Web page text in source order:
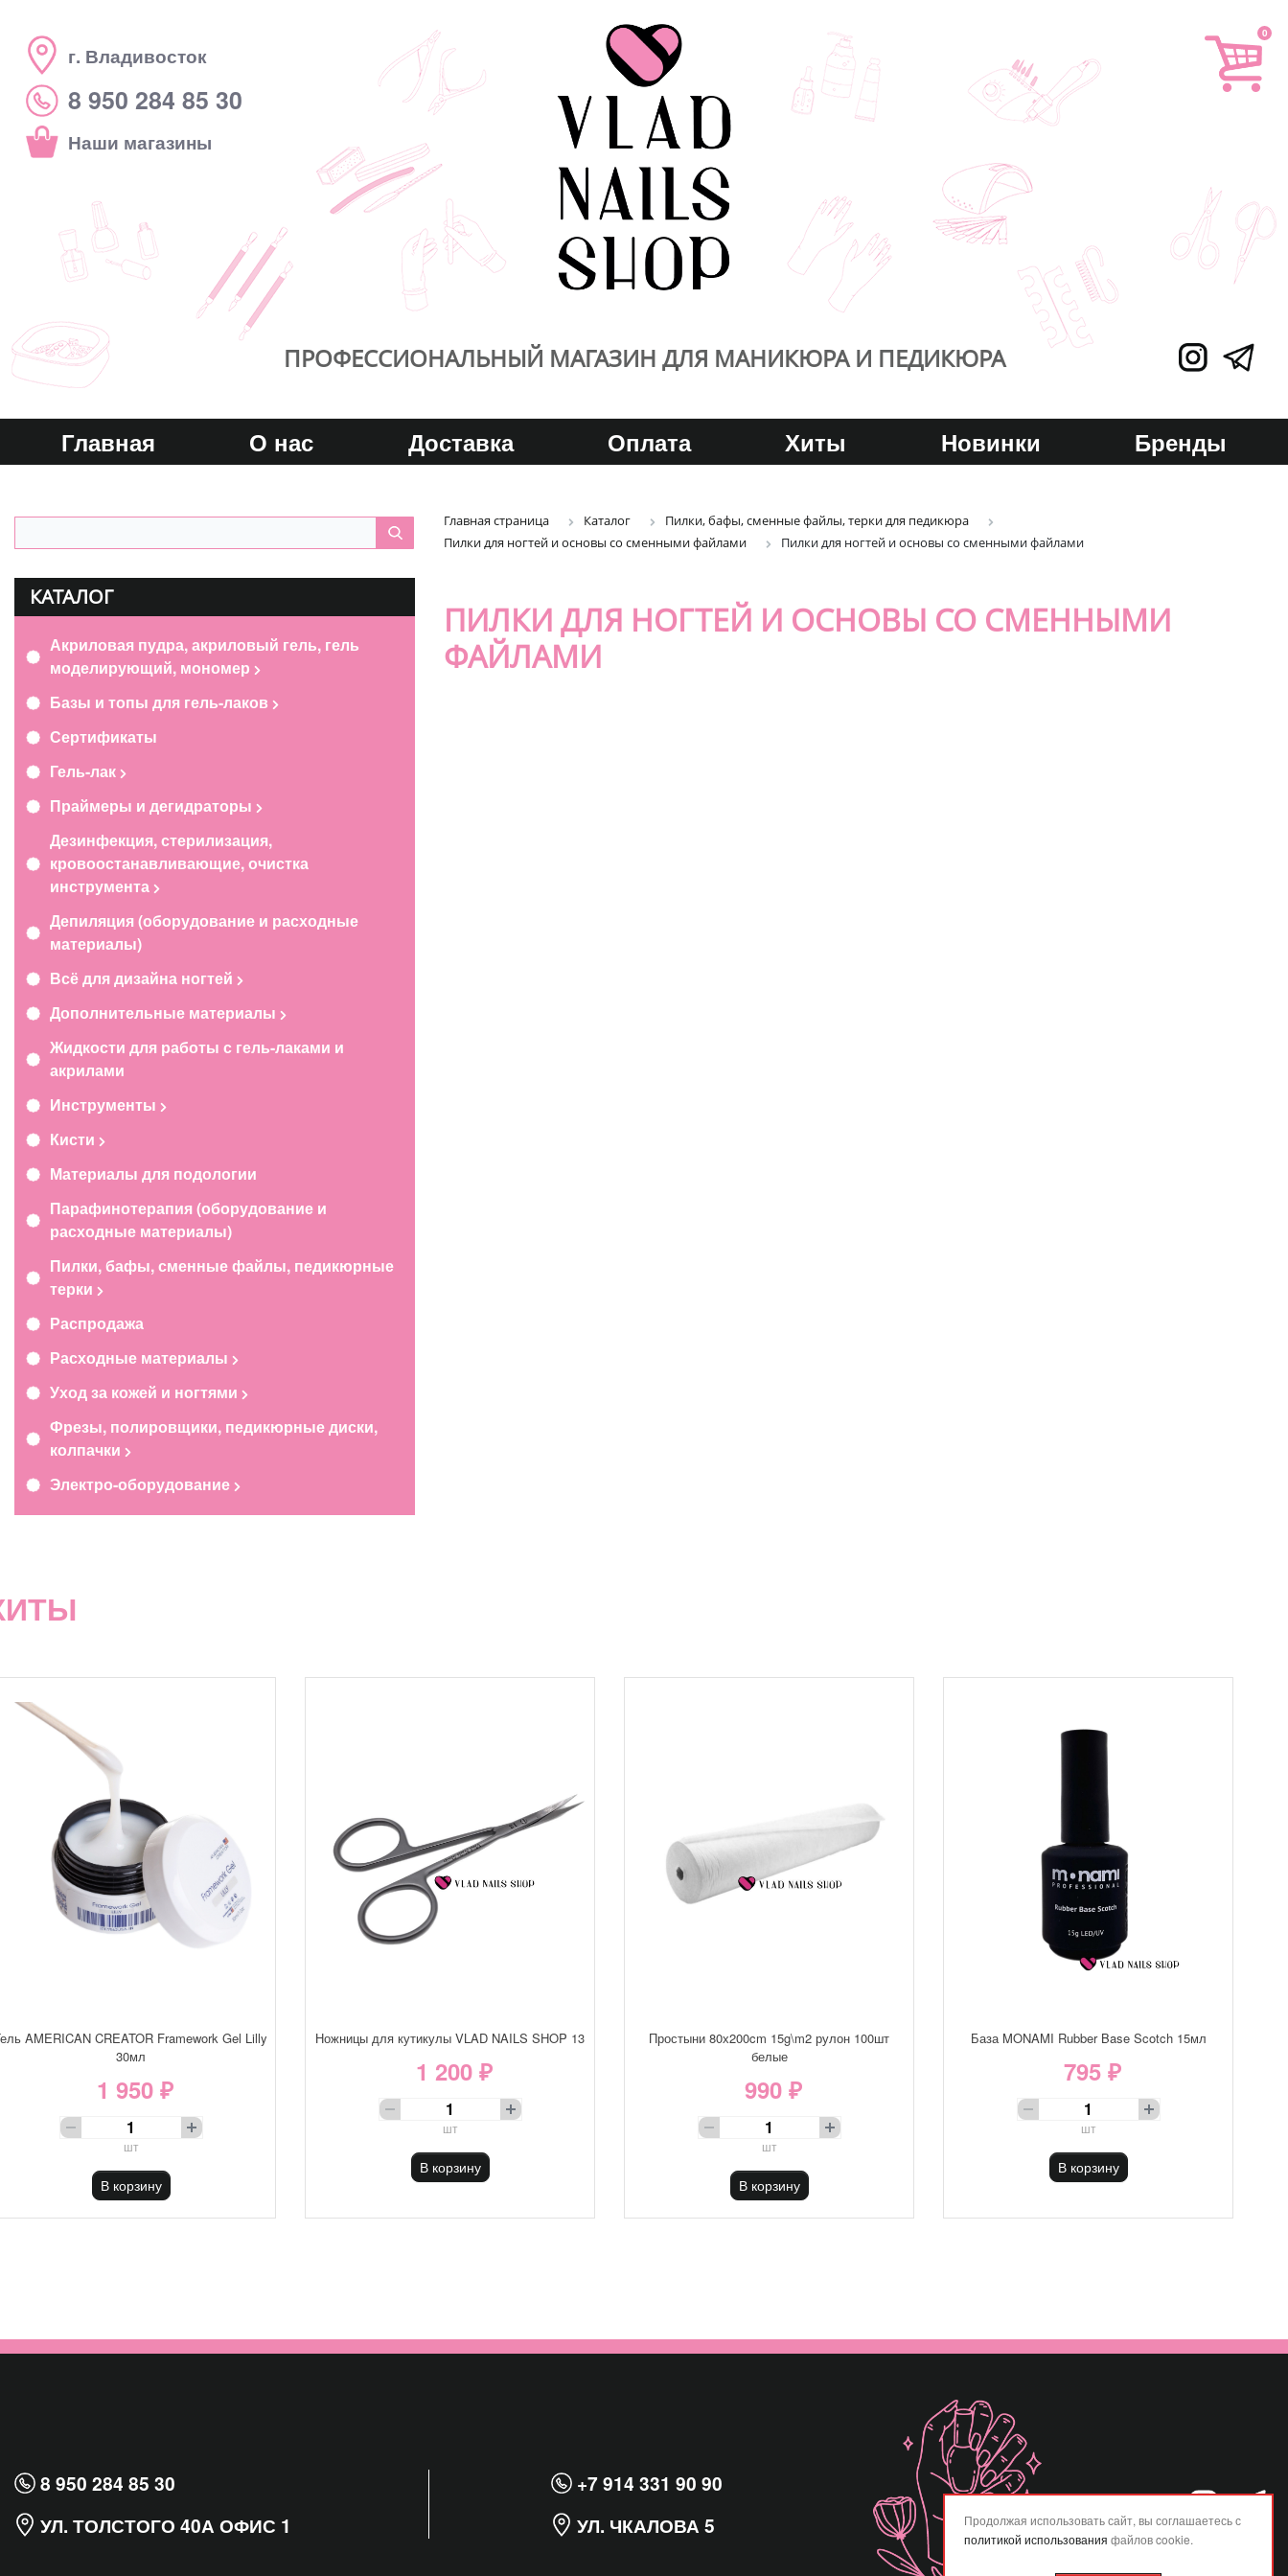
г. Владивосток
8 950 284 85 30
Наши магазины
0
ПРОФЕССИОНАЛЬНЫЙ МАГАЗИН ДЛЯ МАНИКЮРА И ПЕДИКЮРА
Главная О нас Доставка Оплата Хиты Новинки Бренды
Главная страница Каталог
Пилки, бафы, сменные файлы, терки для педикюра
Пилки для ногтей и основы со сменными файлами
Пилки для ногтей и основы со сменными файлами
КАТАЛОГ
Акриловая пудра, акриловый гель, гель
моделирующий, мономер
Базы и топы для гель-лаков
Сертификаты
Гель-лак
Праймеры и дегидраторы
Дезинфекция, стерилизация,
кровоостанавливающие, очистка
инструмента
Депиляция (оборудование и расходные
материалы)
Всё для дизайна ногтей
Дополнительные материалы
Жидкости для работы с гель-лаками и
акрилами
Инструменты
Кисти
Материалы для подологии
Парафинотерапия (оборудование и
расходные материалы)
Пилки, бафы, сменные файлы, педикюрные
терки
Распродажа
Расходные материалы
Уход за кожей и ногтями
Фрезы, полировщики, педикюрные диски,
колпачки
Электро-оборудование
ПИЛКИ ДЛЯ НОГТЕЙ И ОСНОВЫ СО СМЕННЫМИ
ФАЙЛАМИ
AMERICAN CREATOR Framework Gel Lilly
30мл
1 950 ₽
шт
В корзину
Ножницы для кутикулы VLAD NAILS SHOP 13
1 200 ₽
шт
В корзину
Простыни 80х200cm 15g\m2 рулон 100шт
белые
990 ₽
шт
В корзину
База MONAMI Rubber Base Scotch 15мл
795 ₽
шт
В корзину
8 950 284 85 30
УЛ. ТОЛСТОГО 40А ОФИС 1
+7 914 331 90 90
УЛ. ЧКАЛОВА 5
Продолжая использовать сайт, вы соглашаетесь с
политикой использования файлов cookie.